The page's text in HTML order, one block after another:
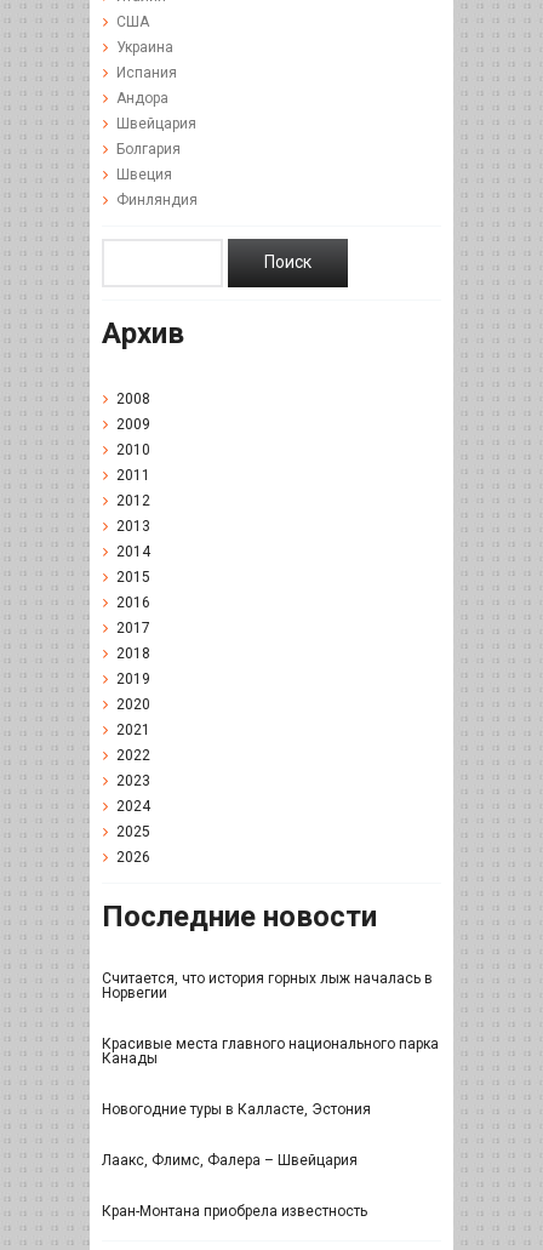
США
Украина
Испания
Андора
Швейцария
Болгария
Швеция
Финляндия
Архив
2008
2009
2010
2011
2012
2013
2014
2015
2016
2017
2018
2019
2020
2021
2022
2023
2024
2025
2026
Последние новости
Считается, что история горных лыж началась в
Норвегии
Красивые места главного национального парка
Канады
Новогодние туры в Калласте, Эстония
Лаакс, Флимс, Фалера – Швейцария
Кран-Монтана приобрела известность